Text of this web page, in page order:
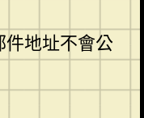
地址不會公